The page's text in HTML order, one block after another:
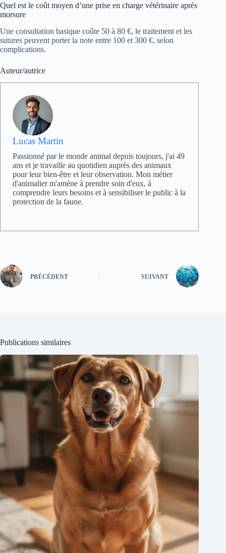
Quel est le coût moyen d’une prise en charge vétérinaire après
morsure
Une consultation basique coûte 50 à 80 €, le traitement et les
sutures peuvent porter la note entre 100 et 300 €, selon
complications.
Auteur/autrice
Lucas Martin
Passionné par le monde animal depuis toujours, j'ai 49
ans et je travaille au quotidien auprès des animaux
pour leur bien-être et leur observation. Mon métier
d'animalier m'amène à prendre soin d'eux, à
comprendre leurs besoins et à sensibiliser le public à la
protection de la faune.
PRÉCÉDENT SUIVANT
Publications similaires